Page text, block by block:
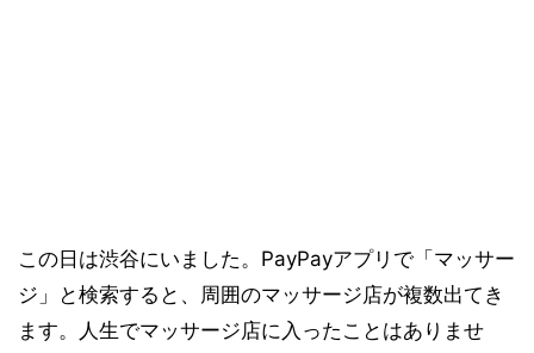
この日は渋谷にいました。PayPayアプリで「マッサー
ジ」と検索すると、周囲のマッサージ店が複数出てき
ます。人生でマッサージ店に入ったことはありませ